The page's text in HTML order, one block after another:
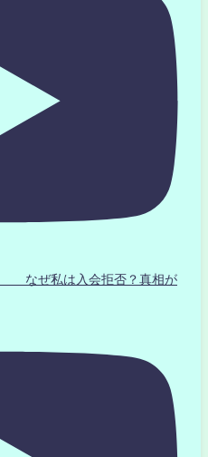
なぜ私は入会拒否？真相が